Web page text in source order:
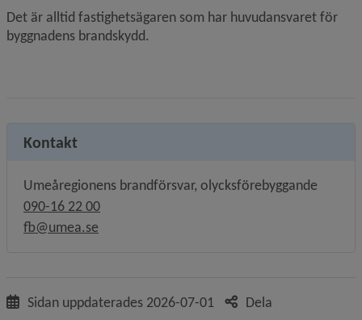
Det är alltid fastighetsägaren som har huvudansvaret för
byggnadens brandskydd.
Kontakt
Umeåregionens brandförsvar, olycksförebyggande
090-16 22 00
fb@umea.se
Sidan uppdaterades 2026-07-01 Dela